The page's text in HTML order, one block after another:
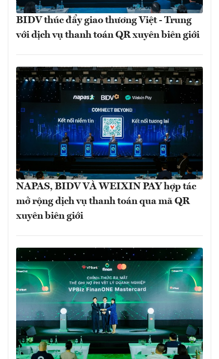
BIDV thúc đẩy giao thương Việt - Trung
với dịch vụ thanh toán QR xuyên biên giới
NAPAS, BIDV VÀ WEIXIN PAY hợp tác
mở rộng dịch vụ thanh toán qua mã QR
xuyên biên giới